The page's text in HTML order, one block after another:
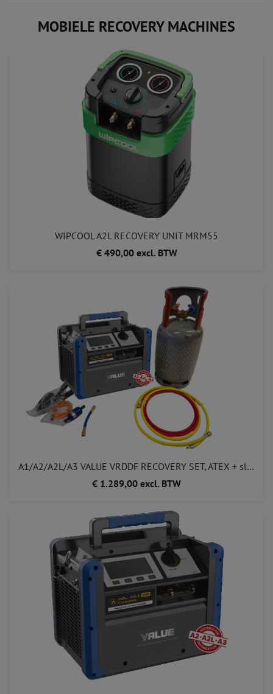
MOBIELE RECOVERY MACHINES
WIPCOOL A2L RECOVERY UNIT MRM55
€ 490,00 excl. BTW
A1/A2/A2L/A3 VALUE VRDDF RECOVERY SET, ATEX + slangen + cilinder voor regeneratie
€ 1.289,00 excl. BTW